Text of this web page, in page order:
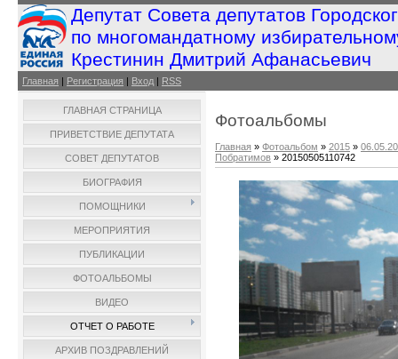
Депутат Совета депутатов
по многомандатному
Крестинин Дмитрий Афанасьевич
Главная | Регистрация | Вход | RSS
ГЛАВНАЯ СТРАНИЦА
ПРИВЕТСТВИЕ ДЕПУТАТА
СОВЕТ ДЕПУТАТОВ
БИОГРАФИЯ
ПОМОЩНИКИ
МЕРОПРИЯТИЯ
ПУБЛИКАЦИИ
ФОТОАЛЬБОМЫ
ВИДЕО
ОТЧЕТ О РАБОТЕ
АРХИВ ПОЗДРАВЛЕНИЙ
Фотоальбомы
Главная » Фотоальбом » 2015 »
Побратимов » 20150505110742